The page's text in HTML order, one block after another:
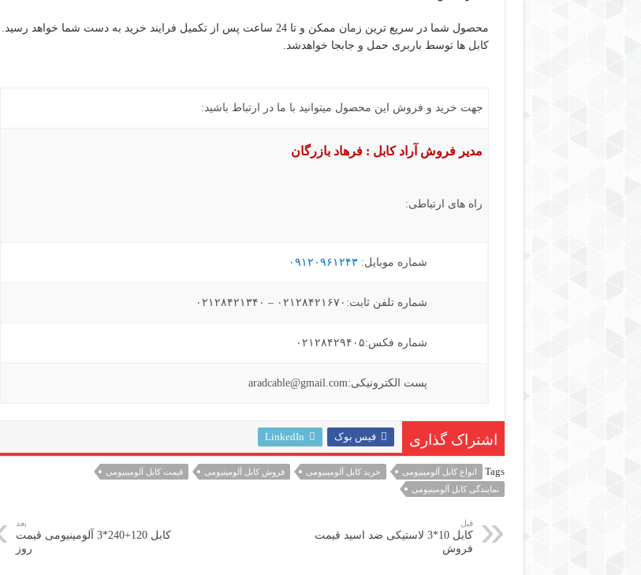
محصول شما در سریع ترین زمان ممکن و تا 24 ساعت پس از تکمیل فرایند خرید به دست شما خواهد رسید.
کابل ها توسط باربری حمل و جابجا خواهدشد.
جهت خرید و فروش این محصول میتوانید با ما در ارتباط باشید:
مدیر فروش آراد کابل : فرهاد بازرگان
راه های ارتباطی:
شماره موبایل:۰۹۱۲۰۹۶۱۲۴۳
شماره تلفن ثابت:۰۲۱۲۸۴۲۱۶۷۰ – ۰۲۱۲۸۴۲۱۳۴۰
شماره فکس:۰۲۱۲۸۴۲۹۴۰۵
پست الکترونیکی:aradcable@gmail.com
اشتراک گذاری فیس بوک LinkedIn
Tags انواع کابل آلومینیومی خرید کابل آلومینیومی فروش کابل آلومینیومی
قیمت کابل آلومینیومی
نمایندگی کابل آلومینیومی
قبل
کابل 10*3 لاستیکی ضد اسید قیمت
فروش
بعد
کابل 120+240*3 آلومینیومی قیمت
روز